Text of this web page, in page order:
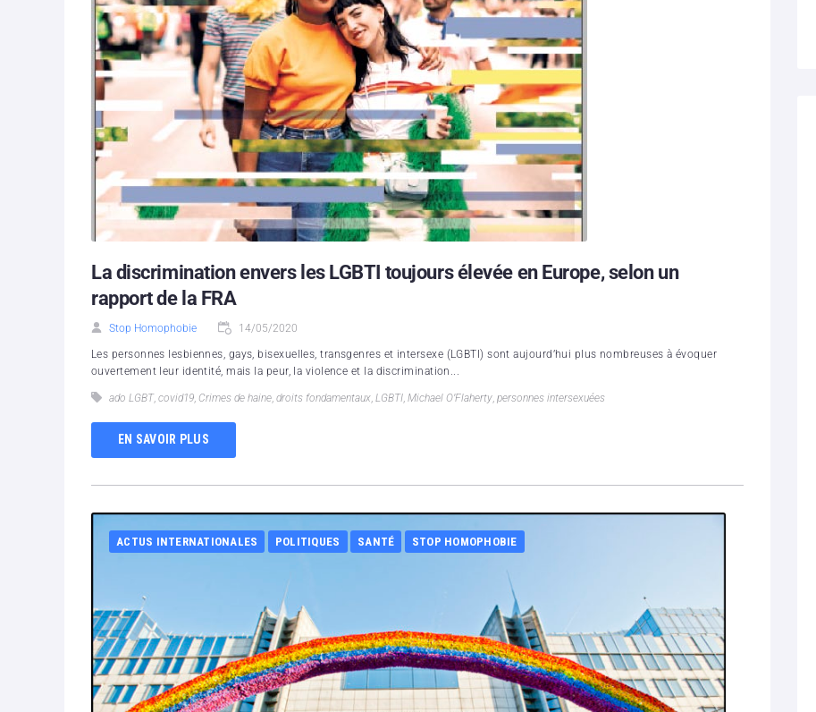
La discrimination envers les LGBTI toujours élevée en Europe, selon un
rapport de la FRA
Stop Homophobie 14/05/2020
Les personnes lesbiennes, gays, bisexuelles, transgenres et intersexe (LGBTI) sont aujourd’hui plus nombreuses à évoquer
ouvertement leur identité, mais la peur, la violence et la discrimination...
ado LGBT, covid19, Crimes de haine, droits fondamentaux, LGBTI, Michael O’Flaherty, personnes intersexuées
EN SAVOIR PLUS
ACTUS INTERNATIONALES POLITIQUES SANTÉ STOP HOMOPHOBIE